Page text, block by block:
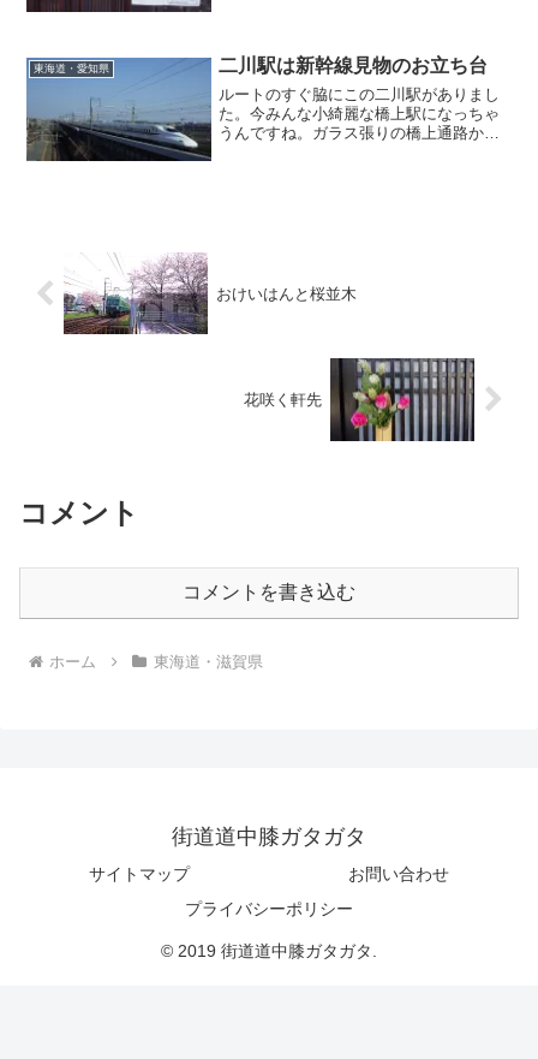
東海道・愛知県 二川駅は新幹線見物のお立ち台
ルートのすぐ脇にこの二川駅がありまし
た。今みんな小綺麗な橋上駅になっちゃ
うんですね。ガラス張りの橋上通路から
おけいはんと桜並木
花咲く軒先
コメント
コメントを書き込む
ホーム 東海道・滋賀県
街道道中膝ガタガタ
サイトマップ
お問い合わせ
プライバシーポリシー
© 2019 街道道中膝ガタガタ.